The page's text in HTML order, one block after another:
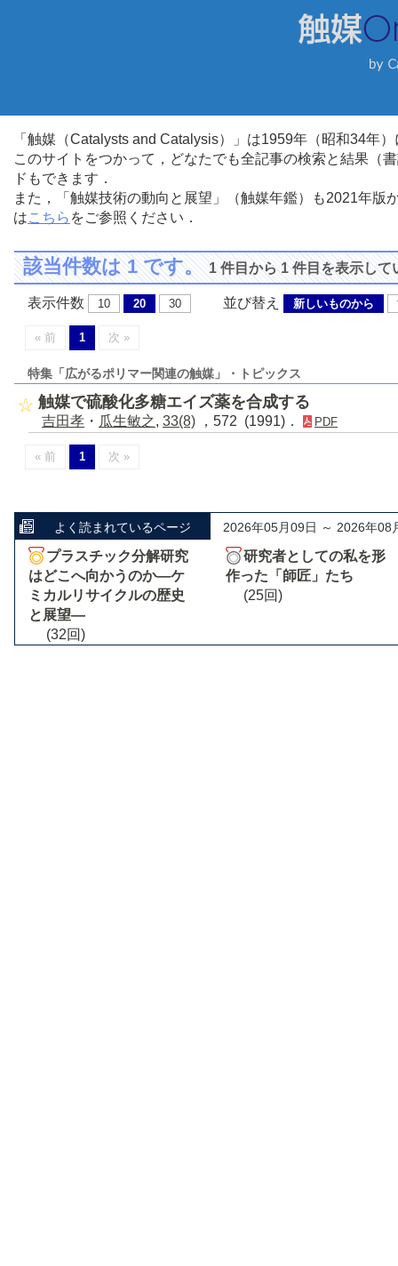
「触媒（Catalysts and Catalysis）」は1959年（昭和34年
このサイトをつかって，どなたでも全記事の検索と結果（
ドもできます．
また，「触媒技術の動向と展望」（触媒年鑑）も2021年
はこちら をご参照ください．
該当件数は 1 です。1 件目から 1 件目を表示して
表示件数 10 20 30 並び替え 新しいものから
« 前 1 次 »
特集「広がるポリマー関連の触媒」・トピックス
触媒で硫酸化多糖エイズ薬を合成する
吉田孝 ・ 瓜生敏之, 33(8) ，572 (1991)． PDF
« 前 1 次 »
よく読まれているページ 2026年05月09日 ～ 2026年08
プラスチック分解研究
はどこへ向かうのか―ケ
ミカルリサイクルの歴史
と展望―
(32回)
研究者としての私を形
作った「師匠」たち
(25回)